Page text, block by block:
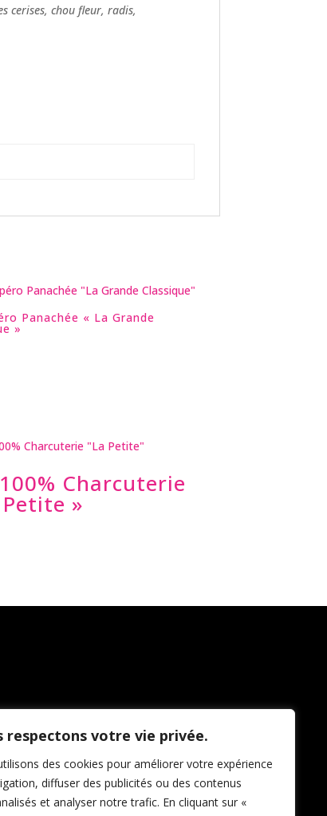
respectons votre vie privée.
des cookies pour améliorer votre expérience
diffuser des publicités ou des contenus
et analyser notre trafic. En cliquant sur «
cerises, chou fleur, radis,
Panachée « La Grande
»
Charcuterie
»